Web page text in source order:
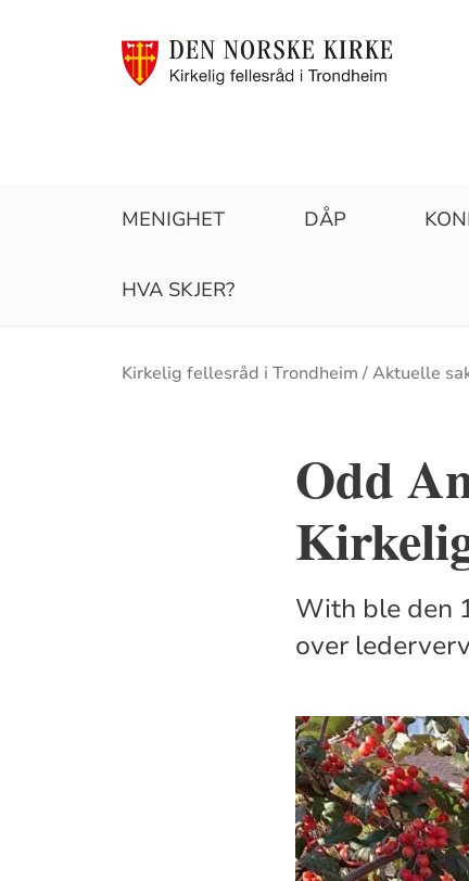
MENIGHET DÅP
HVA SKJER?
Brødsmulesti
Kirkelig fellesråd i Trondheim Aktuelle
Odd
With ble den
over